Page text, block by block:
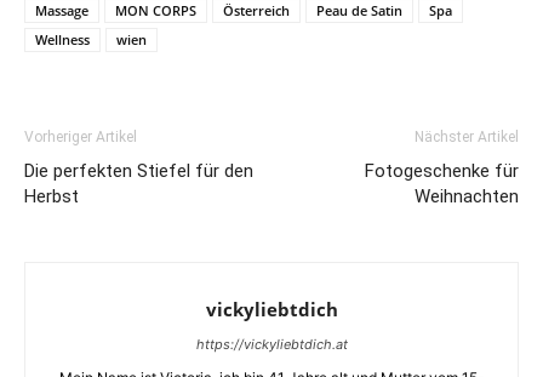
Massage
MON CORPS Österreich Peau de Satin
Spa
Wellness
wien
Vorheriger Artikel
Die perfekten Stiefel für den
Herbst
Nächster Artikel
Fotogeschenke für
Weihnachten
vickyliebtdich
https://vickyliebtdich.at